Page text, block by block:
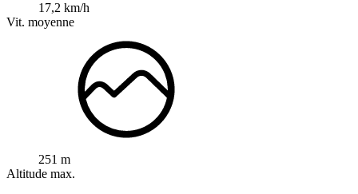
17,2 km/h
Vit. moyenne
251 m
Altitude max.